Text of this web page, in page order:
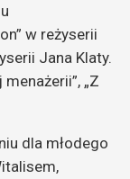
w reżyserii
Jana Klaty.
„Z
dla młodego